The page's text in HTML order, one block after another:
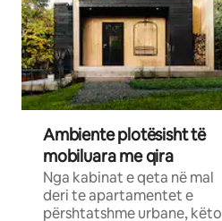
Ambiente plotësisht të
mobiluara me qira
Nga kabinat e qeta në mal
deri te apartamentet e
përshtatshme urbane, këto